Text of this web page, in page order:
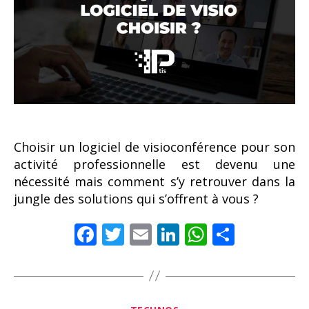
Choisir un logiciel de visioconférence pour son
activité professionnelle est devenu une
nécessité mais comment s’y retrouver dans la
jungle des solutions qui s’offrent à vous ?
F
ac
e
T
w
itt
er
E
m
ai
l
Li
n
k
W
h
at ta